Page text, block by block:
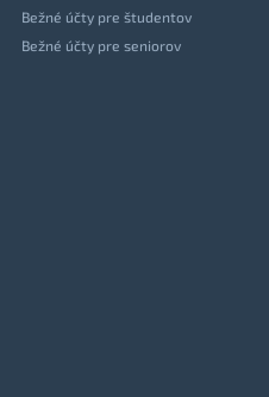
Bežné účty pre študentov
Bežné účty pre seniorov